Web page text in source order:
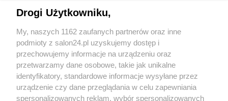
Sport
Społeczeństwo
Kultura
Drogi Użytkowniku,
My, naszych 1162 zaufanych partnerów oraz inne
podmioty z salon24.pl uzyskujemy dostęp i
przechowujemy informacje na urządzeniu oraz
przetwarzamy dane osobowe, takie jak unikalne
identyfikatory, standardowe informacje wysyłane przez
urządzenie czy dane przeglądania w celu zapewniania
spersonalizowanych reklam, wybór spersonalizowanych